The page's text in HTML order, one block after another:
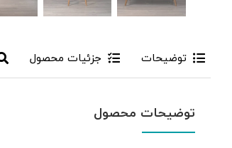
توضیحات جزئیات محصول
توضیحات محصول